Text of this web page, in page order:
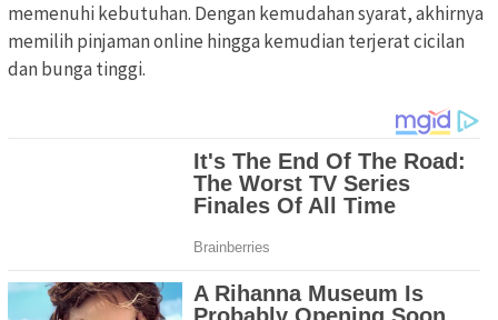
memenuhi kebutuhan. Dengan kemudahan syarat, akhirnya
memilih pinjaman online hingga kemudian terjerat cicilan
dan bunga tinggi.